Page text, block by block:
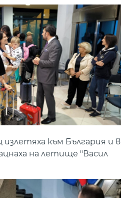
към България и в
на летище "Васил